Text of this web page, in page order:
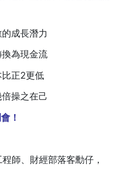
成長潛力
為現金流
正2更低
操之在己
！
師、財經部落客勳仔，